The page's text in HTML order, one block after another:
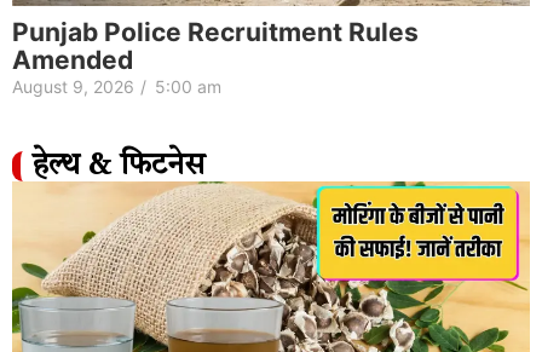
Punjab Police Recruitment Rules
Amended
August 9, 2026 / 5:00 am
हेल्थ & फिटनेस